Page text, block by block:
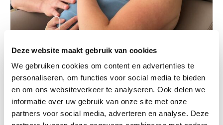
Deze website maakt gebruik van cookies
We gebruiken cookies om content en advertenties te
personaliseren, om functies voor social media te bieden
en om ons websiteverkeer te analyseren. Ook delen we
informatie over uw gebruik van onze site met onze
partners voor social media, adverteren en analyse. Deze
Baby
16-06-2024
Ziekenhuizen, omarm kangoeroezorg